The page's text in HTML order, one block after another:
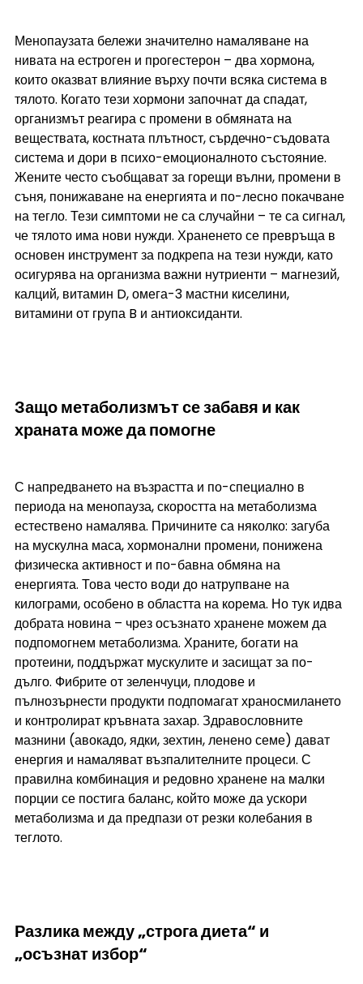
Менопаузата бележи значително намаляване на
нивата на естроген и прогестерон – два хормона,
които оказват влияние върху почти всяка система в
тялото. Когато тези хормони започнат да спадат,
организмът реагира с промени в обмяната на
веществата, костната плътност, сърдечно-съдовата
система и дори в психо-емоционалното състояние.
Жените често съобщават за горещи вълни, промени в
съня, понижаване на енергията и по-лесно покачване
на тегло. Тези симптоми не са случайни – те са сигнал,
че тялото има нови нужди. Храненето се превръща в
основен инструмент за подкрепа на тези нужди, като
осигурява на организма важни нутриенти – магнезий,
калций, витамин D, омега-3 мастни киселини,
витамини от група B и антиоксиданти.
Защо метаболизмът се забавя и как
храната може да помогне
С напредването на възрастта и по-специално в
периода на менопауза, скоростта на метаболизма
естествено намалява. Причините са няколко: загуба
на мускулна маса, хормонални промени, понижена
физическа активност и по-бавна обмяна на
енергията. Това често води до натрупване на
килограми, особено в областта на корема. Но тук идва
добрата новина – чрез осъзнато хранене можем да
подпомогнем метаболизма. Храните, богати на
протеини, поддържат мускулите и засищат за по-
дълго. Фибрите от зеленчуци, плодове и
пълнозърнести продукти подпомагат храносмилането
и контролират кръвната захар. Здравословните
мазнини (авокадо, ядки, зехтин, ленено семе) дават
енергия и намаляват възпалителните процеси. С
правилна комбинация и редовно хранене на малки
порции се постига баланс, който може да ускори
метаболизма и да предпази от резки колебания в
теглото.
Разлика между „строга диета“ и
„осъзнат избор“